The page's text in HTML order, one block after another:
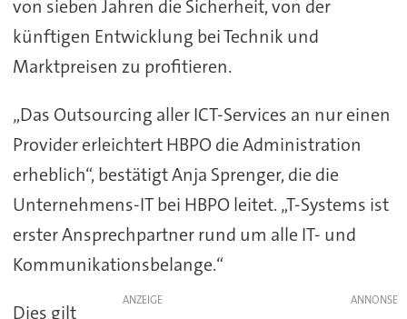
von sieben Jahren die Sicherheit, von der
künftigen Entwicklung bei Technik und
Marktpreisen zu profitieren.
„Das Outsourcing aller ICT-Services an nur einen
Provider erleichtert HBPO die Administration
erheblich“, bestätigt Anja Sprenger, die die
Unternehmens-IT bei HBPO leitet. „T-Systems ist
erster Ansprechpartner rund um alle IT- und
Kommunikationsbelange.“
ANZEIGE
Dies gilt